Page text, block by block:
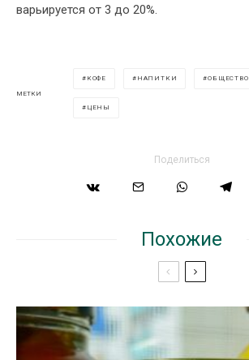
варьируется от 3 до 20%.
МЕТКИ
КОФЕ НАПИТКИ ОБЩЕСТВО
ЦЕНЫ
Поделиться
Похожие